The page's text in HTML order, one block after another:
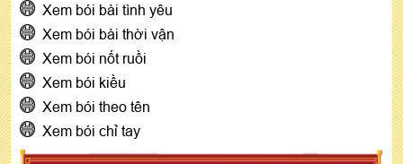
Xem bói bài tình yêu
Xem bói bài thời vận
Xem bói nốt ruồi
Xem bói kiều
Xem bói theo tên
Xem bói chỉ tay